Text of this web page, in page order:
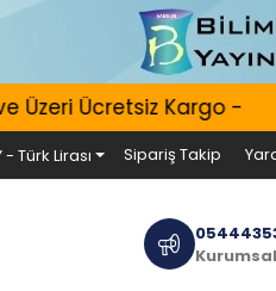
Ücretsiz Kargo -
- Türk Lirası Sipariş Takip